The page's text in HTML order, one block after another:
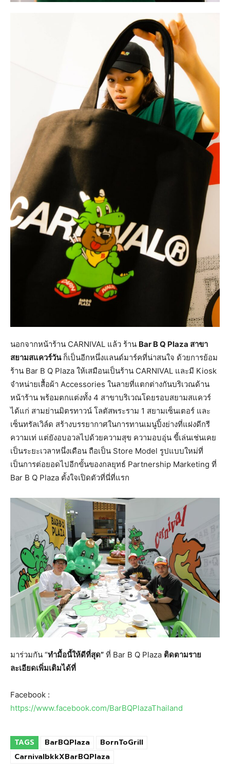
นอกจากหน้าร้าน CARNIVAL แล้ว ร้าน Bar B Q Plaza สาขา
สยามสแควร์วันก็เป็นอีกหนึ่งแลนด์มาร์คที่น่าสนใจ ด้วยการย้อม
ร้าน Bar B Q Plaza ให้เสมือนเป็นร้าน CARNIVAL และมี Kiosk
จำหน่ายเสื้อผ้า Accessories ในลายที่แตกต่างกันบริเวณด้าน
หน้าร้าน พร้อมตกแต่งทั้ง 4 สาขาบริเวณโดยรอบสยามสแควร์
ได้แก่ สามย่านมิตรทาวน์ โลตัสพระราม 1 สยามเซ็นเตอร์ และ
เซ็นทรัลเวิล์ด สร้างบรรยากาศในการทานเมนูปิ้งย่างที่แฝงดีกรี
ความเท่ แต่ยังอบอวลไปด้วยความสุข ความอบอุ่น ขี้เล่นเช่นเคย
เป็นระยะเวลาหนึ่งเดือน ถือเป็น Store Model รูปแบบใหม่ที่
เป็นการต่อยอดไปอีกขั้นของกลยุทธ์ Partnership Marketing ที่
Bar B Q Plaza ตั้งใจเปิดตัวที่นี่ที่แรก
มาร่วมกัน “ทำมื้อนี้ให้ดีที่สุด” ที่ Bar B Q Plaza ติดตามราย
ละเอียดเพิ่มเติมได้ที่
Facebook :
https://www.facebook.com/BarBQPlazaThailand
TAGS BarBQPlaza
BornToGrill
CarnivalbkkXBarBQPlaza